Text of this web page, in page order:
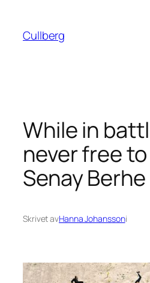
innehåll
Cullberg
While in
never free
Senay Berhe
Skrivet avHanna Johanssoni